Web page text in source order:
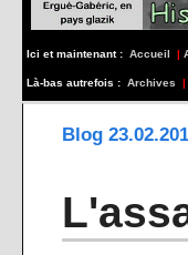
Ici et maintenant : Accueil |
Là-bas autrefois : Archives |
Blog